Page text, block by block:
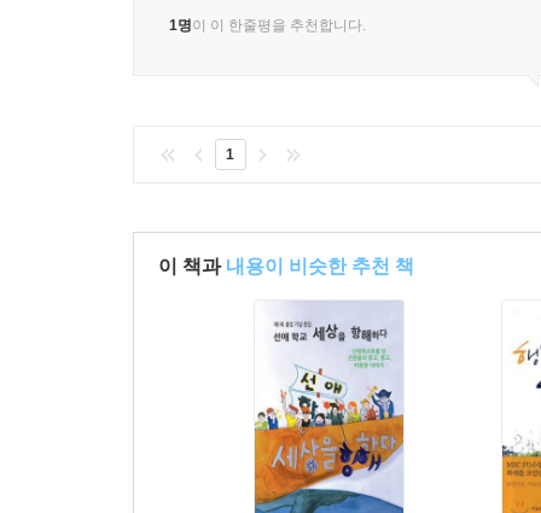
1명이 이 한줄평을 추천합니다.
1
이 책과 내용이 비슷한 추천 책